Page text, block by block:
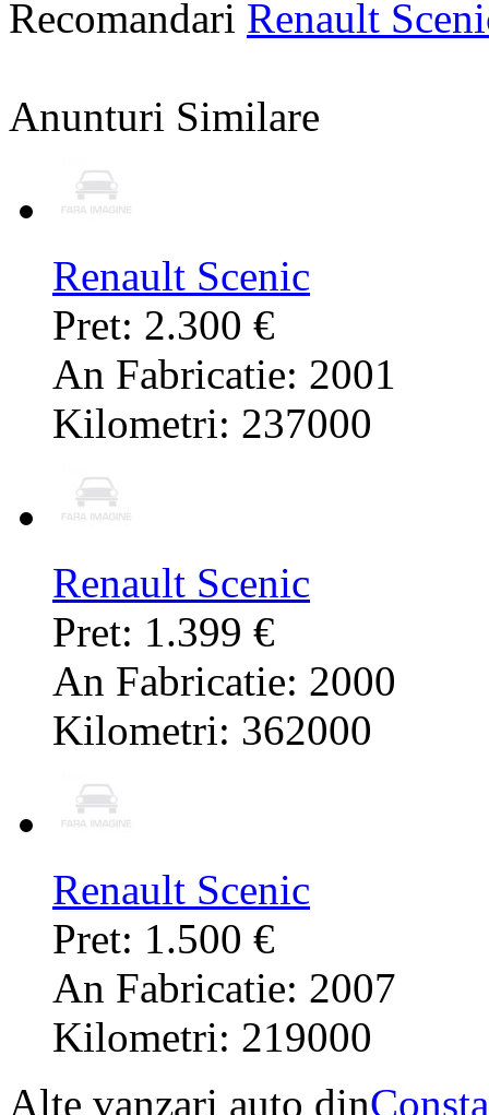
Recomandari Renault
Anunturi Similare
Renault Scenic
Pret: 2.300 €
An Fabricatie: 2001
Kilometri: 237000
Renault Scenic
Pret: 1.399 €
An Fabricatie: 2000
Kilometri: 362000
Renault Scenic
Pret: 1.500 €
An Fabricatie: 2007
Kilometri: 219000
Alte vanzari auto din